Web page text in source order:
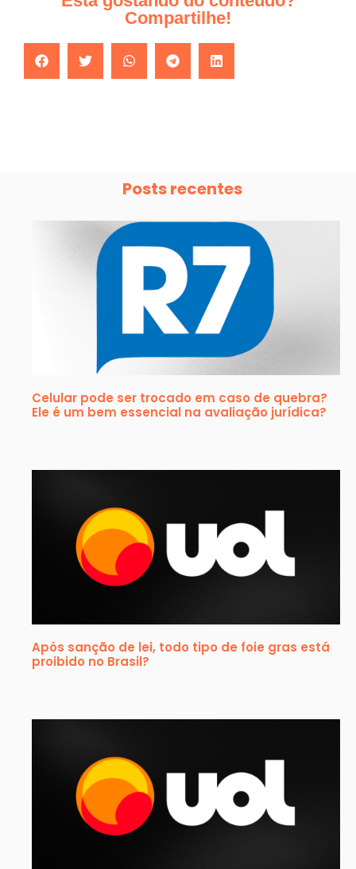
Compartilhe!
Posts recentes
Celular pode ser trocado em caso de quebra?
Ele é um bem essencial na avaliação jurídica?
Após sanção de lei, todo tipo de foie gras está
proibido no Brasil?